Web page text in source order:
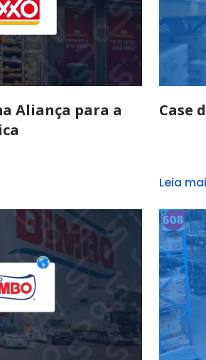
Aliança para a
Case
Leia